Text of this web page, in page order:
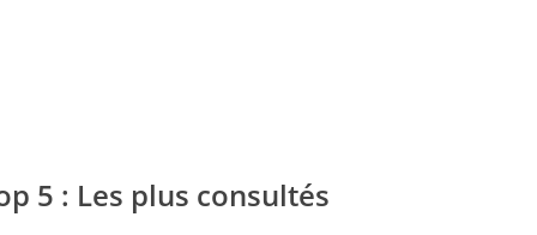
5 : Les plus consultés